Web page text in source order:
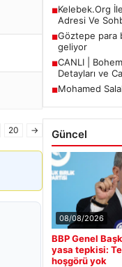
20 →
■Kelebek.Org
Adresi Ve
■Göztepe para
geliyor
■CANLI |
Detayları ve
■Mohamed
Güncel
08/08/2026
BBP Genel
yasa tepkisi:
hoşgörü yok